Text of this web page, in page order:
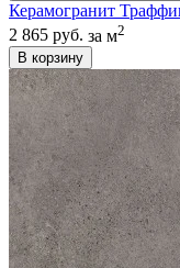
Керамогранит
2 865 руб. за м2
В корзину